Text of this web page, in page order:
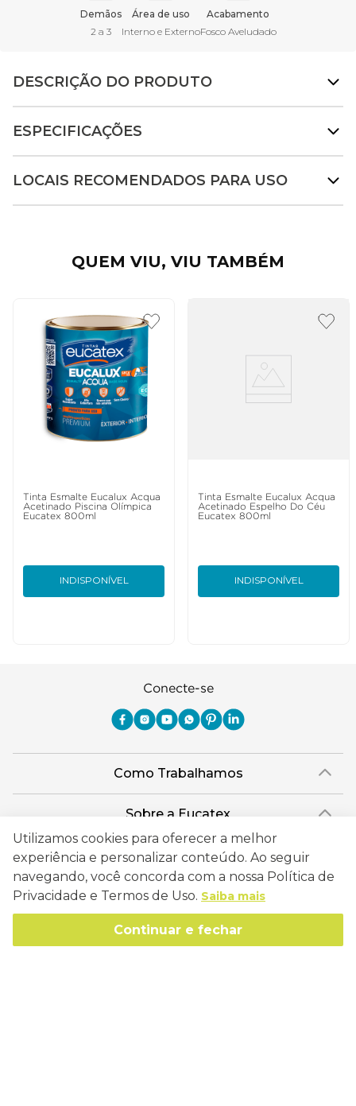
Demãos
2 a 3
Área de uso
Interno e Externo
Acabamento
Fosco Aveludado
DESCRIÇÃO DO PRODUTO
ESPECIFICAÇÕES
LOCAIS RECOMENDADOS PARA USO
QUEM VIU, VIU TAMBÉM
Tinta Esmalte Eucalux Acqua
Acetinado Piscina Olímpica
Eucatex 800ml
INDISPONÍVEL
Tinta Esmalte Eucalux Acqua
Acetinado Espelho Do Céu
Eucatex 800ml
INDISPONÍVEL
Conecte-se
Como Trabalhamos
Política de Privacidade
Trocas e Devoluções
Retire em Loja
Regulamentos e Promoções
Políticas de Revenda
Sobre a Eucatex
História
Canal de Ética
Política de Patrocínio
Onde Estamos
Sustentabilidade
Missão, Visão e Valores
Socioambiental
Atendimento
lojaeucatex@eucatex.com.br
Links Úteis
Utilizamos cookies para oferecer a melhor
experiência e personalizar conteúdo. Ao seguir
navegando, você concorda com a nossa Política de
Privacidade e Termos de Uso. Saiba mais
Continuar e fechar